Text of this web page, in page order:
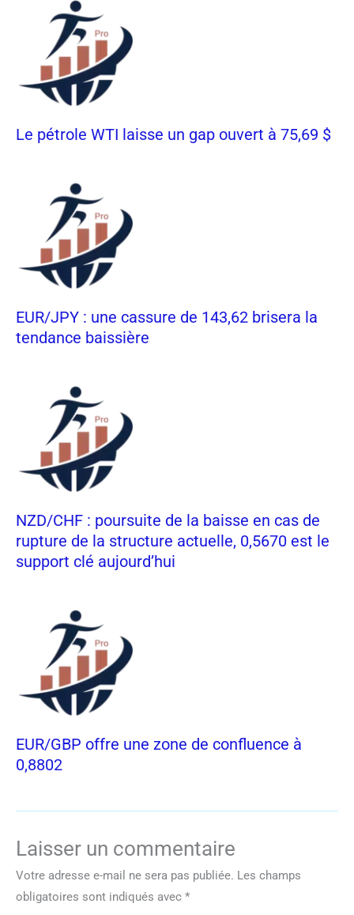
Le pétrole WTI laisse un gap ouvert à 75,69 $
EUR/JPY : une cassure de 143,62 brisera la
tendance baissière
NZD/CHF : poursuite de la baisse en cas de
rupture de la structure actuelle, 0,5670 est le
support clé aujourd’hui
EUR/GBP offre une zone de confluence à
0,8802
Laisser un commentaire
Votre adresse e-mail ne sera pas publiée. Les champs
obligatoires sont indiqués avec *